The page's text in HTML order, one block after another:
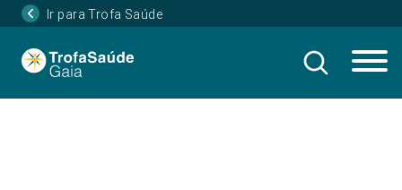
Ir para Trofa Saúde